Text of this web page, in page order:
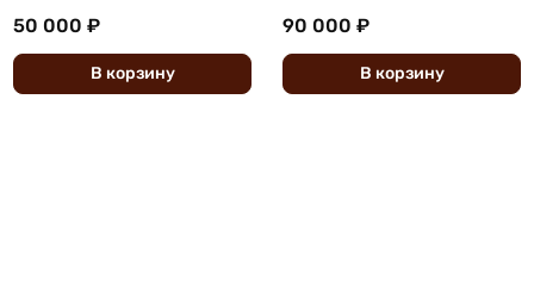
50 000 ₽
В корзину
90 000 ₽
В корзину